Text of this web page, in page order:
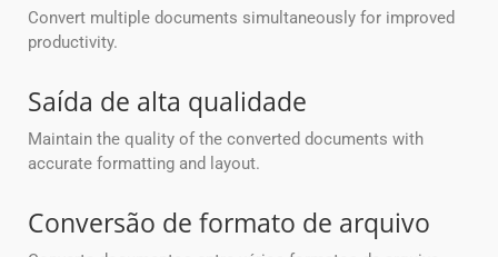
Convert multiple documents simultaneously for improved
productivity.
Saída de alta qualidade
Maintain the quality of the converted documents with
accurate formatting and layout.
Conversão de formato de arquivo